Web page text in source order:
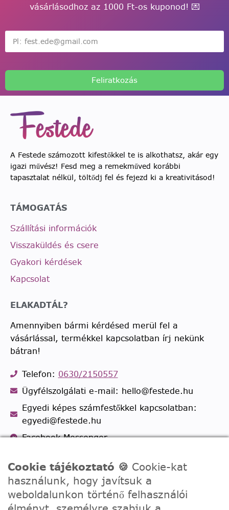
vásárlásodhoz az 1000 Ft-os kuponod! 💌
Feliratkozás
A Festede számozott kifestőkkel te is alkothatsz, akár egy
igazi művész! Fesd meg a remekműved korábbi
tapasztalat nélkül, töltődj fel és fejezd ki a kreativitásod!
TÁMOGATÁS
Szállítási információk
Visszaküldés és csere
Gyakori kérdések
Kapcsolat
ELAKADTÁL?
Amennyiben bármi kérdésed merül fel a
vásárlással, termékkel kapcsolatban írj nekünk
bátran!
Telefon: 0630/2150557
Ügyfélszolgálati e-mail: hello@festede.hu
Egyedi képes számfestőkkel kapcsolatban:
egyedi@festede.hu
Facebook Messenger
Cookie tájékoztató 🍪 Cookie-kat
használunk, hogy javítsuk a
weboldalunkon történő felhasználói